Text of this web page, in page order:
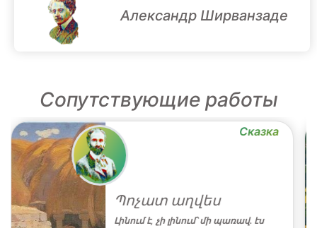
Александр Ширванзаде
Сопутствующие работы
Сказка
Պոչատ աղվես
Լինում է, չի լինում՝ մի պառավ․ էս